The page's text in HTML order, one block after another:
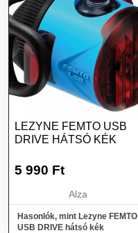
LEZYNE FEMTO USB
DRIVE HÁTSÓ KÉK
5 990 Ft
Alza
Hasonlók, mint Lezyne FEMTO
USB DRIVE hátsó kék